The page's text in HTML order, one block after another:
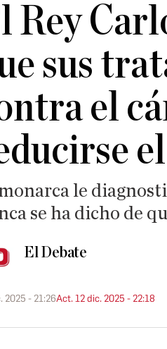
Rey
sus
el
le
se ha dicho de
El Debate
2025 - 21:26Act. 12 dic. 2025 - 22:18